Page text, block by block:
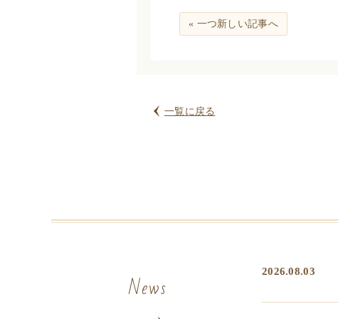
« 一つ新しい記事へ
一覧に戻る
News 2026.08.03